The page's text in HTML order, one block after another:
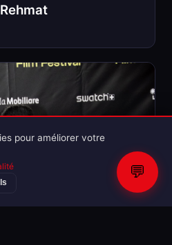
💬
pour améliorer votre